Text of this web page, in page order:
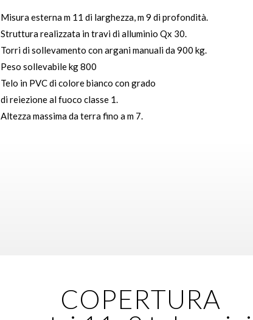
Misura esterna m 11 di larghezza, m 9 di profondità.
Struttura realizzata in travi di alluminio Qx 30.
Torri di sollevamento con argani manuali da 900 kg.
Peso sollevabile kg 800
Telo in PVC di colore bianco con grado
di reiezione al fuoco classe 1.
Altezza massima da terra fino a m 7.
COPERTURA